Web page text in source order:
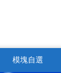
模塊自選